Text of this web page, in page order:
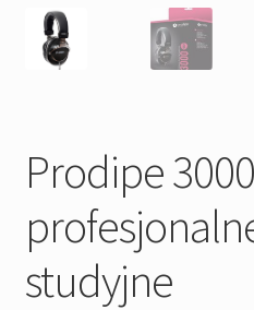
Prodipe
studyjne